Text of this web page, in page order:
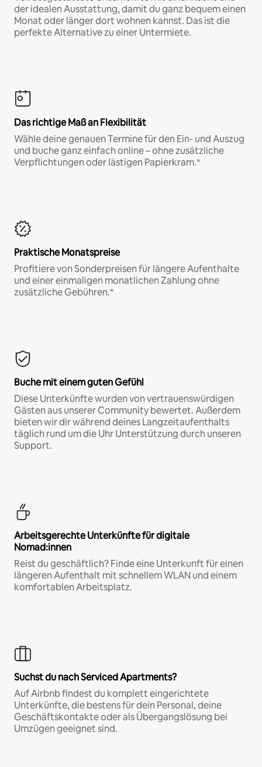
der idealen Ausstattung, damit du ganz bequem einen
Monat oder länger dort wohnen kannst. Das ist die
perfekte Alternative zu einer Untermiete.
Das richtige Maß an Flexibilität
Wähle deine genauen Termine für den Ein- und Auszug
und buche ganz einfach online – ohne zusätzliche
Verpflichtungen oder lästigen Papierkram.*
Praktische Monatspreise
Profitiere von Sonderpreisen für längere Aufenthalte
und einer einmaligen monatlichen Zahlung ohne
zusätzliche Gebühren.*
Buche mit einem guten Gefühl
Diese Unterkünfte wurden von vertrauenswürdigen
Gästen aus unserer Community bewertet. Außerdem
bieten wir dir während deines Langzeitaufenthalts
täglich rund um die Uhr Unterstützung durch unseren
Support.
Arbeitsgerechte Unterkünfte für digitale
Nomad:innen
Reist du geschäftlich? Finde eine Unterkunft für einen
längeren Aufenthalt mit schnellem WLAN und einem
komfortablen Arbeitsplatz.
Suchst du nach Serviced Apartments?
Auf Airbnb findest du komplett eingerichtete
Unterkünfte, die bestens für dein Personal, deine
Geschäftskontakte oder als Übergangslösung bei
Umzügen geeignet sind.